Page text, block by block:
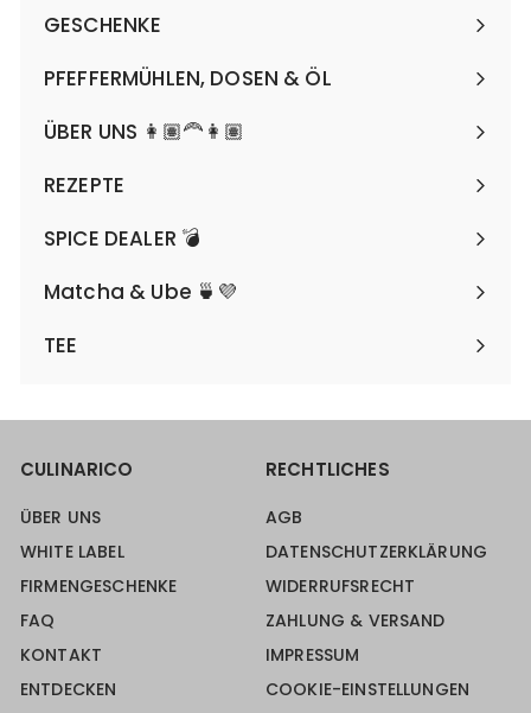
maximieren
GESCHENKE
Menü
maximieren
PFEFFERMÜHLEN, DOSEN & ÖL
Menü
maximieren
ÜBER UNS 👩🏽‍🦰👩🏽
REZEPTE
SPICE DEALER 💣
Matcha & Ube 🍵💜
TEE
CULINARICO
ÜBER UNS
WHITE LABEL
FIRMENGESCHENKE
FAQ
KONTAKT
ENTDECKEN
RECHTLICHES
AGB
DATENSCHUTZERKLÄRUNG
WIDERRUFSRECHT
ZAHLUNG & VERSAND
IMPRESSUM
COOKIE-EINSTELLUNGEN